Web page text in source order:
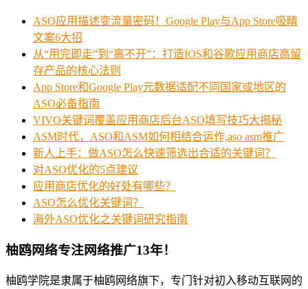
ASO应用描述变流量密码！Google Play与App Store吸睛
文案6大招
从“用完即走”到“离不开”：打造IOS和谷歌应用商店高留
存产品的核心法则
App Store和Google Play元数据适配不同国家或地区的
ASO必备指南
VIVO关键词覆盖应用商店后台ASO填写技巧大揭秘
ASM时代，ASO和ASM如何相结合运作,aso asm推广
新人上手：做ASO怎么快速筛选出合适的关键词？
对ASO优化的5点建议
应用商店优化的好处有哪些？
ASO怎么优化关键词？
海外ASO优化之关键词研究指南
柚鸥网络专注网络推广13年！
柚鸥学院是隶属于柚鸥网络旗下，专门针对初入移动互联网的